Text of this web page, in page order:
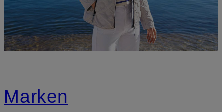
Marken